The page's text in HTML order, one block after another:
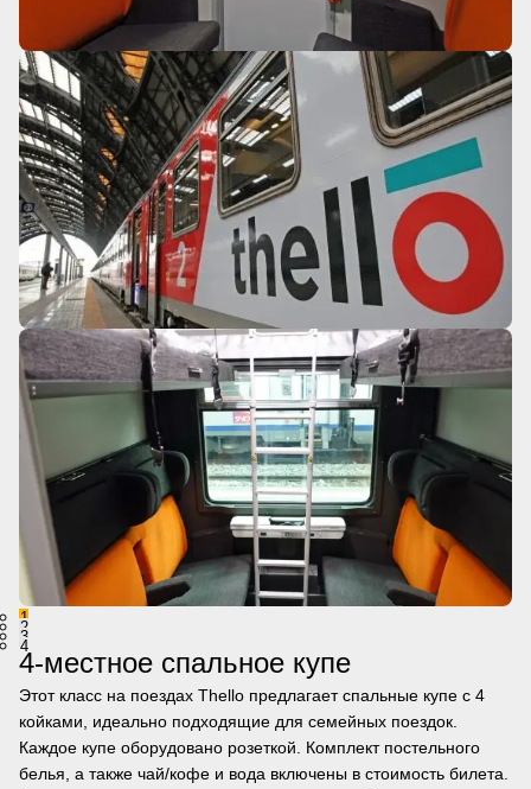
1
2
3
4
4-местное спальное купе
Этот класс на поездах Thello предлагает спальные купе с 4
койками, идеально подходящие для семейных поездок.
Каждое купе оборудовано розеткой. Комплект постельного
белья, а также чай/кофе и вода включены в стоимость билета.